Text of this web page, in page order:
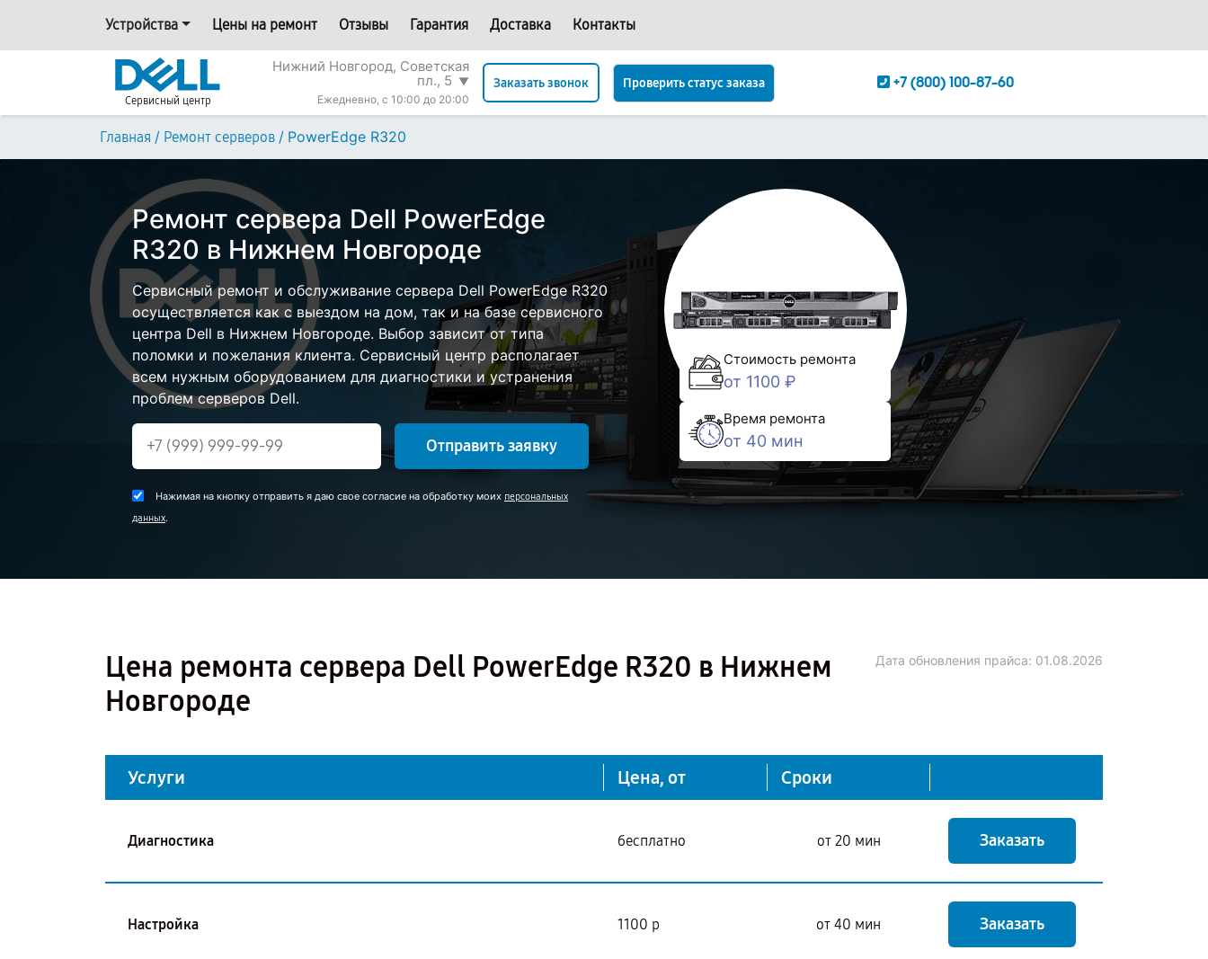
Устройства Цены на ремонт Отзывы Гарантия Доставка Контакты
Сервисный центр
Нижний Новгород, Советская
пл., 5 ▼
Ежедневно, с 10:00 до 20:00
Заказать звонок Проверить статус заказа +7 (800) 100-87-60
Главная / Ремонт серверов / PowerEdge R320
Ремонт сервера Dell PowerEdge
R320 в Нижнем Новгороде
Сервисный ремонт и обслуживание сервера Dell PowerEdge R320
осуществляется как с выездом на дом, так и на базе сервисного
центра Dell в Нижнем Новгороде. Выбор зависит от типа
поломки и пожелания клиента. Сервисный центр располагает
всем нужным оборудованием для диагностики и устранения
проблем серверов Dell.
Отправить заявку
Нажимая на кнопку отправить я даю свое согласие на обработку моих персональных
данных.
Стоимость ремонта
от 1100 ₽
Время ремонта
от 40 мин
Цена ремонта сервера Dell PowerEdge R320 в Нижнем
Новгороде
Дата обновления прайса: 01.08.2026
Услуги Цена, от Сроки
Диагностика бесплатно от 20 мин Заказать
Настройка 1100 р от 40 мин Заказать